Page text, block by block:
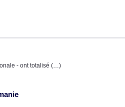
- ont totalisé (…)